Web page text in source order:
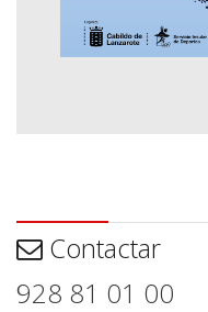
Contactar
928 81 01 00